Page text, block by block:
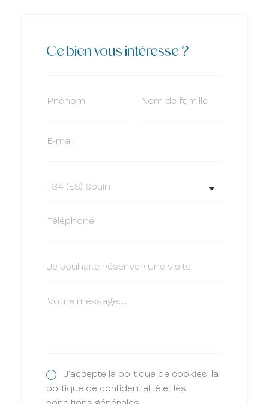
Ce bien vous intéresse ?
J'accepte la politique de cookies, la
politique de confidentialité et les